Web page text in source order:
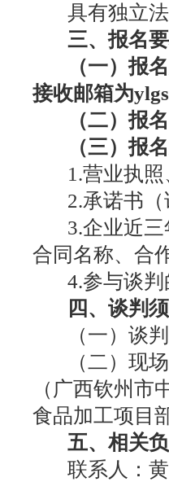
具有独立
三、报名
（一）报
接收邮箱为
（二）报
（三）报
1.营业执照
2.承诺书
3.企业近
合同名称、合
4.参与谈
四、谈判
（一） 谈
（二） 现
（广西钦州市
食品加工项目
五、相关
联系人：